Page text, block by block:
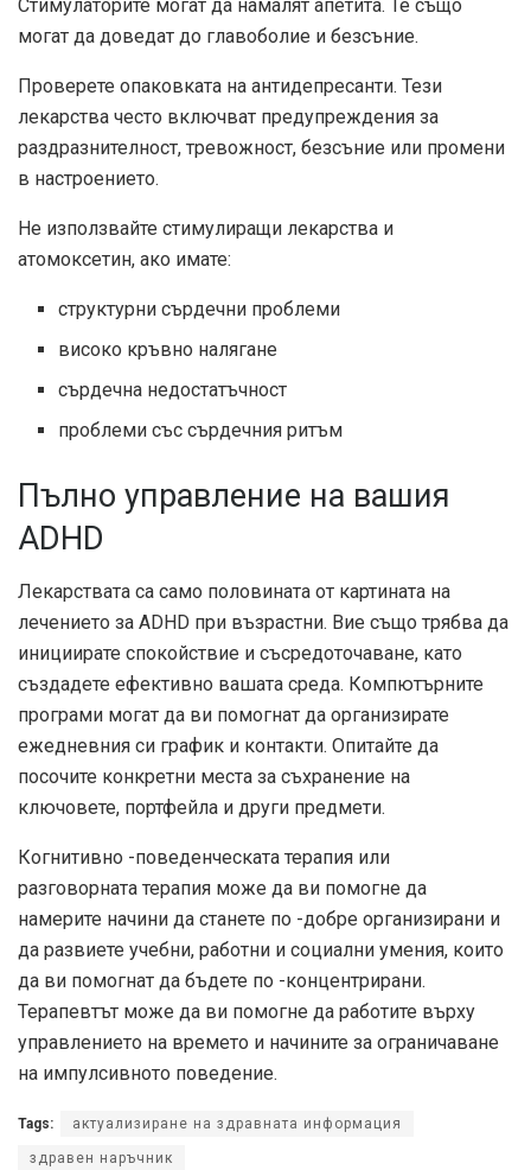
Стимулаторите могат да намалят апетита. Те също
могат да доведат до главоболие и безсъние.
Проверете опаковката на антидепресанти. Тези
лекарства често включват предупреждения за
раздразнителност, тревожност, безсъние или промени
в настроението.
Не използвайте стимулиращи лекарства и
атомоксетин, ако имате:
структурни сърдечни проблеми
високо кръвно налягане
сърдечна недостатъчност
проблеми със сърдечния ритъм
Пълно управление на вашия
ADHD
Лекарствата са само половината от картината на
лечението за ADHD при възрастни. Вие също трябва да
инициирате спокойствие и съсредоточаване, като
създадете ефективно вашата среда. Компютърните
програми могат да ви помогнат да организирате
ежедневния си график и контакти. Опитайте да
посочите конкретни места за съхранение на
ключовете, портфейла и други предмети.
Когнитивно -поведенческата терапия или
разговорната терапия може да ви помогне да
намерите начини да станете по -добре организирани и
да развиете учебни, работни и социални умения, които
да ви помогнат да бъдете по -концентрирани.
Терапевтът може да ви помогне да работите върху
управлението на времето и начините за ограничаване
на импулсивното поведение.
Tags: актуализиране на здравната информация
здравен наръчник